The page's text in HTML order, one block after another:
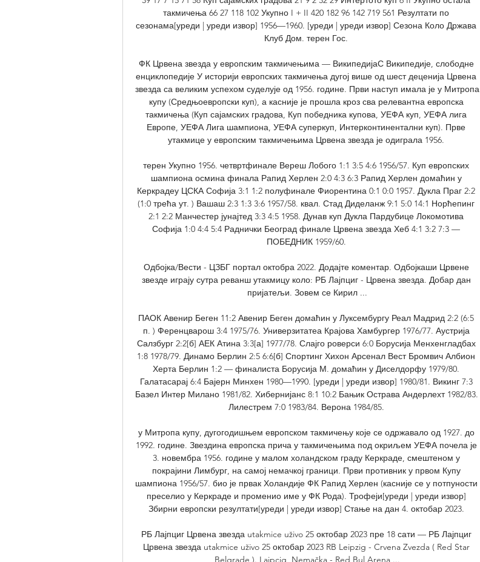
такмичења 66 27 118 102 Укупно I + II 420 182 96 142 719 561 Резултати по
сезонама[уреди | уреди извор] 1956—1960. [уреди | уреди извор] Сезона Коло Држава
Клуб Дом. терен Гос.
ФК Црвена звезда у европским такмичењима — ВикипедијаС Википедије, слободне
енциклопедије У историји европских такмичења дугој више од шест деценија Црвена
звезда са великим успехом суделује од 1956. године. Први наступ имала је у Митропа
купу (Средњоевропски куп), а касније је прошла кроз сва релевантна европска
такмичења (Куп сајамских градова, Куп победника купова, УЕФА куп, УЕФА лига
Европе, УЕФА Лига шампиона, УЕФА суперкуп, Интерконтинентални куп). Прве
утакмице у европским такмичењима Црвена звезда је одиграла 1956.
терен Укупно 1956. четвртфинале Вереш Лобого 1:1 3:5 4:6 1956/57. Куп европских
шампиона осмина финала Рапид Херлен 2:0 4:3 6:3 Рапид Херлен домаћин у
Керкрадеу ЦСКА Софија 3:1 1:2 полуфинале Фиорентина 0:1 0:0 1957. Дукла Праг 2:2
(1:0 трећа ут. ) Вашаш 2:3 1:3 3:6 1957/58. квал. Стад Диделанж 9:1 5:0 14:1 Норћепинг
2:1 2:2 Манчестер јунајтед 3:3 4:5 1958. Дунав куп Дукла Пардубице Локомотива
Софија 1:0 4:4 5:4 Раднички Београд финале Црвена звезда Хеб 4:1 3:2 7:3 —
ПОБЕДНИК 1959/60.
Одбојка/Вести - ЦЗБГ портал октобра 2022. Додајте коментар. Одбојкаши Црвене
звезде играју сутра реванш утакмицу коло: РБ Лајпциг - Црвена звезда. Добар дан
пријатељи. Зовем се Кирил ...
ПАОК Авенир Беген 11:2 Авенир Беген домаћин у Луксембургу Реал Мадрид 2:2 (6:5
п. ) Ференцварош 3:4 1975/76. Универзитатеа Крајова Хамбургер 1976/77. Аустрија
Салзбург 2:2[б] АЕК Атина 3:3[а] 1977/78. Слајго роверси 6:0 Борусија Менхенгладбах
1:8 1978/79. Динамо Берлин 2:5 6:6[б] Спортинг Хихон Арсенал Вест Бромвич Албион
Херта Берлин 1:2 — финалиста Борусија М. домаћин у Диселдорфу 1979/80.
Галатасарај 6:4 Бајерн Минхен 1980—1990. [уреди | уреди извор] 1980/81. Викинг 7:3
Базел Интер Милано 1981/82. Хибернијанс 8:1 10:2 Бањик Острава Андерлехт 1982/83.
Лилестрем 7:0 1983/84. Верона 1984/85.
у Митропа купу, дугогодишњем европском такмичењу које се одржавало од 1927. до
1992. године. Звездина европска прича у такмичењима под окриљем УЕФА почела је
3. новембра 1956. године у малом холандском граду Керкраде, смештеном у
покрајини Лимбург, на самој немачкој граници. Први противник у првом Купу
шампиона 1956/57. био је првак Холандије ФК Рапид Херлен (касније се у потпуности
преселио у Керкраде и променио име у ФК Рода). Трофеји[уреди | уреди извор]
Збирни европски резултати[уреди | уреди извор] Стање на дан 4. октобар 2023.
РБ Лајпциг Црвена звезда utakmice uživo 25 октобар 2023 пре 18 сати — РБ Лајпциг
Црвена звезда utakmice uživo 25 октобар 2023 RB Leipzig - Crvena Zvezda ( Red Star
Belgrade ). Lajpcig, Nemačka - Red Bul Arena ...